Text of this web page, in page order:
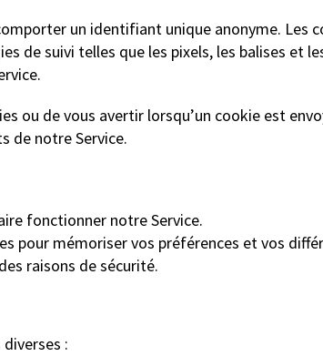
un identifiant unique anonyme. Les
de suivi telles que les pixels, les balises et
ou de vous avertir lorsqu’un cookie est
de notre Service.
fonctionner notre Service.
pour mémoriser vos préférences et vos
raisons de sécurité.
: